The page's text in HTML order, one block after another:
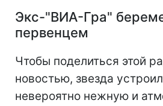
Экс-"ВИА-Гра"
первенцем
Чтобы поделиться этой
новостью, звезда
невероятно нежную и